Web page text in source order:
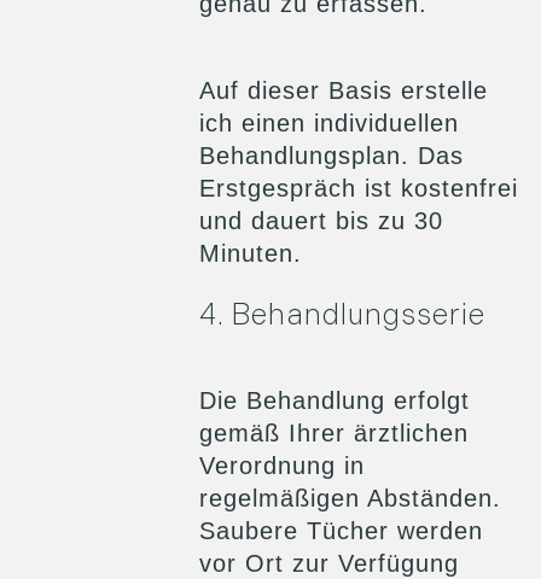
Auf dieser Basis erstelle
ich einen individuellen
Behandlungsplan. Das
Erstgespräch ist kostenfrei
und dauert bis zu 30
Minuten.
4. Behandlungsserie
Die Behandlung erfolgt
gemäß Ihrer ärztlichen
Verordnung in
regelmäßigen Abständen.
Saubere Tücher werden
vor Ort zur Verfügung